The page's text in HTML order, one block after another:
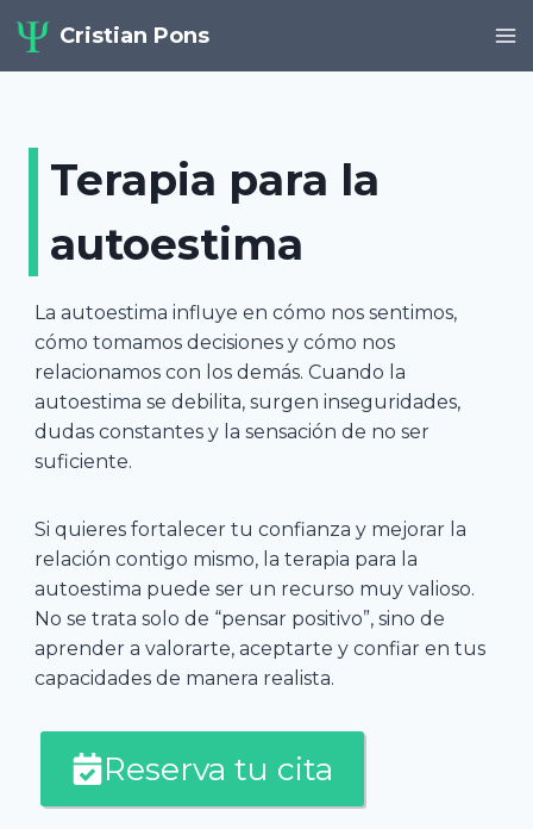
contenido
Cristian Pons
Terapia para la
autoestima
La autoestima influye en cómo nos sentimos,
cómo tomamos decisiones y cómo nos
relacionamos con los demás. Cuando la
autoestima se debilita, surgen inseguridades,
dudas constantes y la sensación de no ser
suficiente.
Si quieres fortalecer tu confianza y mejorar la
relación contigo mismo, la terapia para la
autoestima puede ser un recurso muy valioso.
No se trata solo de “pensar positivo”, sino de
aprender a valorarte, aceptarte y confiar en tus
capacidades de manera realista.
Reserva tu cita